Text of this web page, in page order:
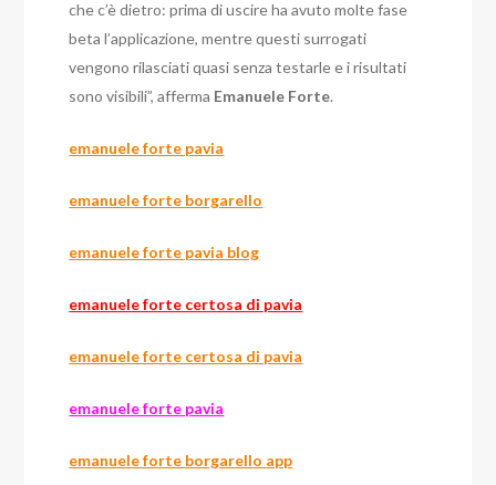
che c’è dietro: prima di uscire ha avuto molte fase
beta l’applicazione, mentre questi surrogati
vengono rilasciati quasi senza testarle e i risultati
sono visibili”, afferma Emanuele Forte.
emanuele forte pavia
emanuele forte borgarello
emanuele forte pavia blog
emanuele forte certosa di pavia
emanuele forte certosa di pavia
emanuele forte pavia
emanuele forte borgarello app